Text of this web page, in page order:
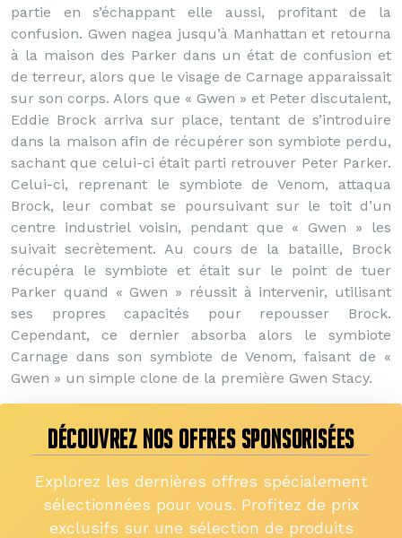
partie en s’échappant elle aussi, profitant de la
confusion. Gwen nagea jusqu’à Manhattan et retourna
à la maison des Parker dans un état de confusion et
de terreur, alors que le visage de Carnage apparaissait
sur son corps. Alors que « Gwen » et Peter discutaient,
Eddie Brock arriva sur place, tentant de s’introduire
dans la maison afin de récupérer son symbiote perdu,
sachant que celui-ci était parti retrouver Peter Parker.
Celui-ci, reprenant le symbiote de Venom, attaqua
Brock, leur combat se poursuivant sur le toit d’un
centre industriel voisin, pendant que « Gwen » les
suivait secrètement. Au cours de la bataille, Brock
récupéra le symbiote et était sur le point de tuer
Parker quand « Gwen » réussit à intervenir, utilisant
ses propres capacités pour repousser Brock.
Cependant, ce dernier absorba alors le symbiote
Carnage dans son symbiote de Venom, faisant de «
Gwen » un simple clone de la première Gwen Stacy.
DÉCOUVREZ NOS OFFRES SPONSORISÉES
Explorez les dernières offres spécialement
sélectionnées pour vous. Profitez de prix
exclusifs sur une sélection de produits